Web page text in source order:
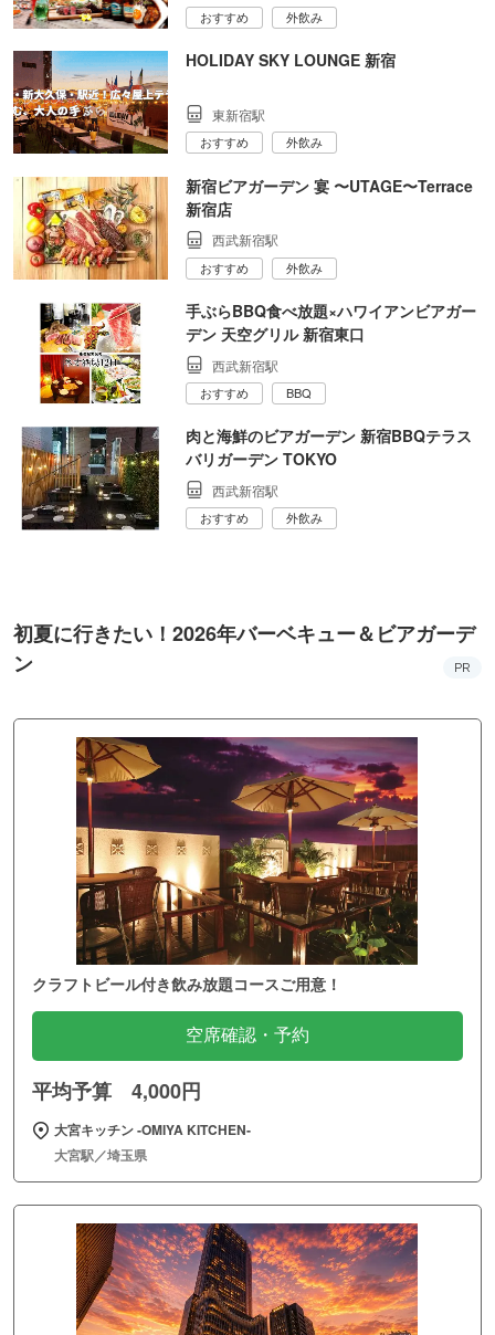
おすすめ 外飲み
HOLIDAY SKY LOUNGE 新宿
東新宿駅
おすすめ 外飲み
新宿ビアガーデン 宴 〜UTAGE〜Terrace
新宿店
西武新宿駅
おすすめ 外飲み
手ぶらBBQ食べ放題×ハワイアンビアガー
デン 天空グリル 新宿東口
西武新宿駅
おすすめ BBQ
肉と海鮮のビアガーデン 新宿BBQテラス
バリガーデン TOKYO
西武新宿駅
おすすめ 外飲み
初夏に行きたい！2026年バーベキュー＆ビアガーデ
ン
PR
クラフトビール付き飲み放題コースご用意！
空席確認・予約
平均予算 4,000円
大宮キッチン ‐OMIYA KITCHEN‐
大宮駅／埼玉県